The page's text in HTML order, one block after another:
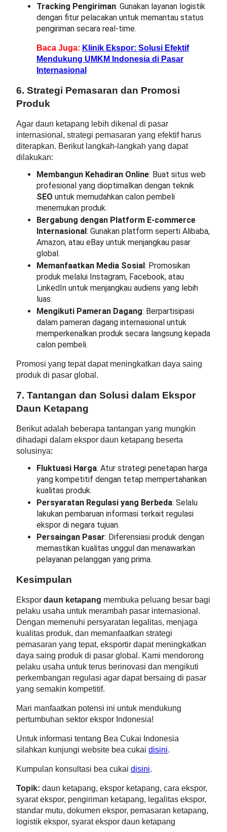
Tracking Pengiriman: Gunakan layanan logistik
dengan fitur pelacakan untuk memantau status
pengiriman secara real-time.
Baca Juga: Klinik Ekspor: Solusi Efektif
Mendukung UMKM Indonesia di Pasar
Internasional
6. Strategi Pemasaran dan Promosi
Produk
Agar daun ketapang lebih dikenal di pasar
internasional, strategi pemasaran yang efektif harus
diterapkan. Berikut langkah-langkah yang dapat
dilakukan:
Membangun Kehadiran Online: Buat situs web
profesional yang dioptimalkan dengan teknik
SEO untuk memudahkan calon pembeli
menemukan produk.
Bergabung dengan Platform E-commerce
Internasional: Gunakan platform seperti Alibaba,
Amazon, atau eBay untuk menjangkau pasar
global.
Memanfaatkan Media Sosial: Promosikan
produk melalui Instagram, Facebook, atau
LinkedIn untuk menjangkau audiens yang lebih
luas.
Mengikuti Pameran Dagang: Berpartisipasi
dalam pameran dagang internasional untuk
memperkenalkan produk secara langsung kepada
calon pembeli.
Promosi yang tepat dapat meningkatkan daya saing
produk di pasar global.
7. Tantangan dan Solusi dalam Ekspor
Daun Ketapang
Berikut adalah beberapa tantangan yang mungkin
dihadapi dalam ekspor daun ketapang beserta
solusinya:
Fluktuasi Harga: Atur strategi penetapan harga
yang kompetitif dengan tetap mempertahankan
kualitas produk.
Persyaratan Regulasi yang Berbeda: Selalu
lakukan pembaruan informasi terkait regulasi
ekspor di negara tujuan.
Persaingan Pasar: Diferensiasi produk dengan
memastikan kualitas unggul dan menawarkan
pelayanan pelanggan yang prima.
Kesimpulan
Ekspor daun ketapang membuka peluang besar bagi
pelaku usaha untuk merambah pasar internasional.
Dengan memenuhi persyaratan legalitas, menjaga
kualitas produk, dan memanfaatkan strategi
pemasaran yang tepat, eksportir dapat meningkatkan
daya saing produk di pasar global. Kami mendorong
pelaku usaha untuk terus berinovasi dan mengikuti
perkembangan regulasi agar dapat bersaing di pasar
yang semakin kompetitif.
Mari manfaatkan potensi ini untuk mendukung
pertumbuhan sektor ekspor Indonesia!
Untuk informasi tentang Bea Cukai Indonesia
silahkan kunjungi website bea cukai disini.
Kumpulan konsultasi bea cukai disini.
Topik: daun ketapang, ekspor ketapang, cara ekspor,
syarat ekspor, pengiriman ketapang, legalitas ekspor,
standar mutu, dokumen ekspor, pemasaran ketapang,
logistik ekspor, syarat ekspor daun ketapang